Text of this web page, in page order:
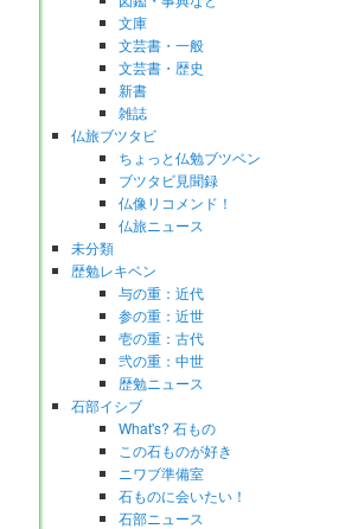
文庫
文芸書・一般
文芸書・歴史
新書
雑誌
仏旅ブツタビ
ちょっと仏勉ブツベン
ブツタビ見聞録
仏像リコメンド！
仏旅ニュース
未分類
歴勉レキベン
与の重：近代
参の重：近世
壱の重：古代
弐の重：中世
歴勉ニュース
石部イシブ
What's? 石もの
この石ものが好き
ニワブ準備室
石ものに会いたい！
石部ニュース